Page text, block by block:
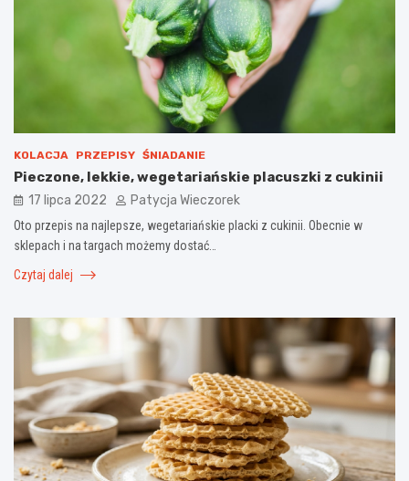
KOLACJA PRZEPISY ŚNIADANIE
Pieczone, lekkie, wegetariańskie placuszki z cukinii
17 lipca 2022 Patycja Wieczorek
Oto przepis na najlepsze, wegetariańskie placki z cukinii. Obecnie w
sklepach i na targach możemy dostać…
Czytaj dalej